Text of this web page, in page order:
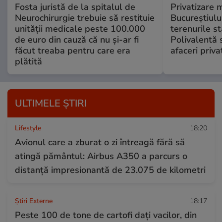
Fosta juristă de la spitalul de
Neurochirurgie trebuie să restituie
unității medicale peste 100.000
de euro din cauză că nu și-ar fi
făcut treaba pentru care era
plătită
Privatizare
terenurile
Polivalentă
afaceri
ULTIMELE ȘTIRI
Lifestyle 18:20
Avionul care a zburat o zi întreagă fără să
atingă pământul: Airbus A350 a parcurs o
distanță impresionantă de 23.075 de kilometri
Știri Externe 18:17
Peste 100 de tone de cartofi dați vacilor, din